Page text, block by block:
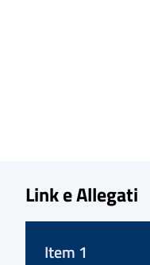
Link e Allegati
Item 1